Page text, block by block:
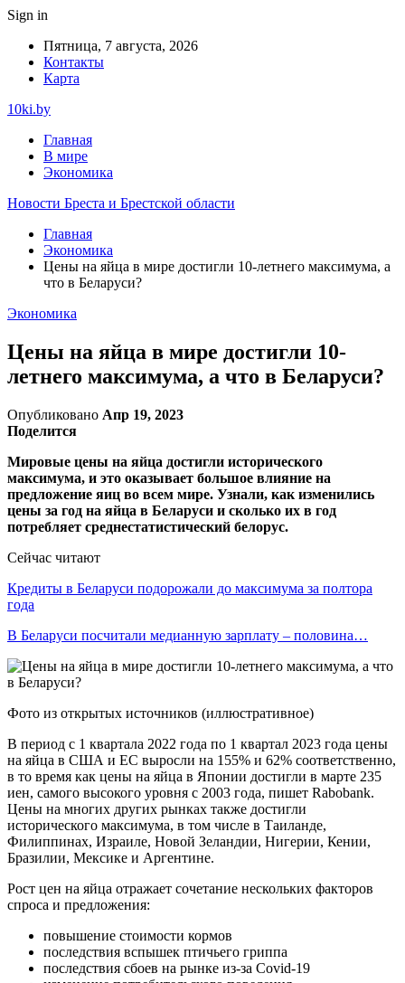
Sign in
Пятница, 7 августа, 2026
Контакты
Карта
10ki.by
Главная
В мире
Экономика
Новости Бреста и Брестской области
Главная
Экономика
Цены на яйца в мире достигли 10-летнего максимума, а
что в Беларуси?
Экономика
Цены на яйца в мире достигли 10-
летнего максимума, а что в Беларуси?
Опубликовано Апр 19, 2023
Поделится
Мировые цены на яйца достигли исторического
максимума, и это оказывает большое влияние на
предложение яиц во всем мире. Узнали, как изменились
цены за год на яйца в Беларуси и сколько их в год
потребляет среднестатистический белорус.
Сейчас читают
Кредиты в Беларуси подорожали до максимума за полтора
года
В Беларуси посчитали медианную зарплату – половина…
Фото из открытых источников (иллюстративное)
В период с 1 квартала 2022 года по 1 квартал 2023 года цены
на яйца в США и ЕС выросли на 155% и 62% соответственно,
в то время как цены на яйца в Японии достигли в марте 235
иен, самого высокого уровня с 2003 года, пишет Rabobank.
Цены на многих других рынках также достигли
исторического максимума, в том числе в Таиланде,
Филиппинах, Израиле, Новой Зеландии, Нигерии, Кении,
Бразилии, Мексике и Аргентине.
Рост цен на яйца отражает сочетание нескольких факторов
спроса и предложения:
повышение стоимости кормов
последствия вспышек птичьего гриппа
последствия сбоев на рынке из-за Covid-19